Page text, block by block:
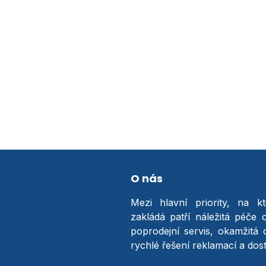
O nás
Mezi hlavní priority, na
zakládá patří náležitá péče
poprodejní servis, okamžitá
rychlé řešení reklamací a